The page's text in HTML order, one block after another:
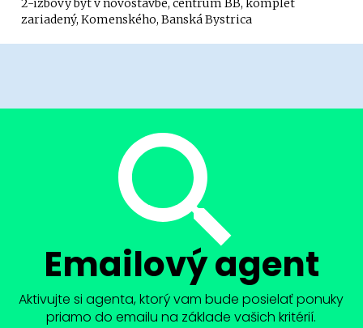
2-izbový byt v novostavbe, centrum BB, komplet
zariadený, Komenského, Banská Bystrica
Emailový agent
Aktivujte si agenta, ktorý vam bude posielať ponuky
priamo do emailu na základe vašich kritérií.